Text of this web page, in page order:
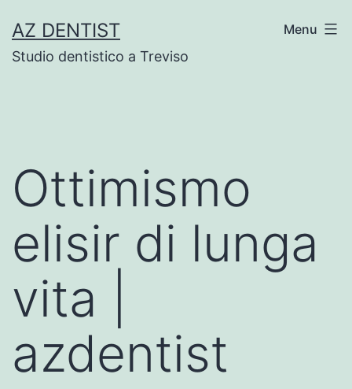
to
content
AZ DENTIST
Studio dentistico a Treviso
Menu
Ottimismo
elisir di lunga
vita |
azdentist